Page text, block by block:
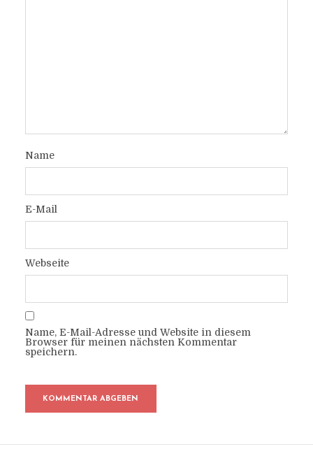
Name
E-Mail
Webseite
Name, E-Mail-Adresse und Website in diesem
Browser für meinen nächsten Kommentar
speichern.